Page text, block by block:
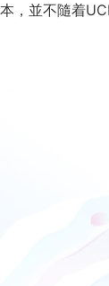
本，並不隨着